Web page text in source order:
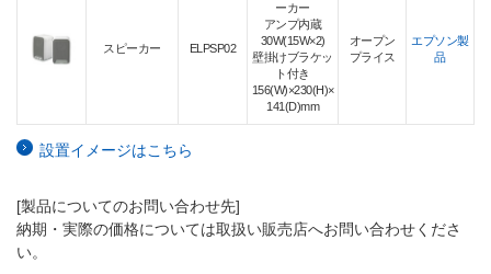
スピーカー ELPSP02
ーカー
アンプ内蔵
30W(15W×2)
壁掛けブラケッ
ト付き
156(W)×230(H)×
141(D)mm
オープン
プライス
エプソン製
品
設置イメージはこちら
[製品についてのお問い合わせ先]
納期・実際の価格については取扱い販売店へお問い合わせくださ
い。